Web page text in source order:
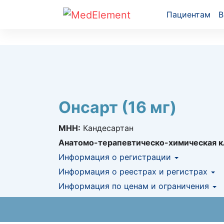
Пациентам
Онсарт (16 мг)
МНН: Кандесартан
Анатомо-терапевтическо-химическая
Информация о регистрации
Номер регистрации в РК:№ РК-ЛС-
Информация о регистрации в РК:
Информация о реестрах и регистрах
КНФ (ЛС включено в
АЛО (Включено в Список
Информация по ценам и ограничения